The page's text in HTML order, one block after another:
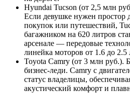
Hyundai Tucson (от 2,5 млн
Если девушке нужен простор
покупок или путешествий,
багажником на 620 литров
арсенале — передовые
линейка моторов от 1.6 до 2.5
Toyota Camry (от 3 млн руб.).
бизнес-леди. Camry с
статус владелицы,
акустический комфорт и